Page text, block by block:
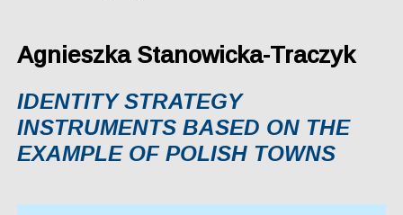
Agnieszka Stanowicka-Traczyk
IDENTITY STRATEGY
INSTRUMENTS BASED ON THE
EXAMPLE OF POLISH TOWNS